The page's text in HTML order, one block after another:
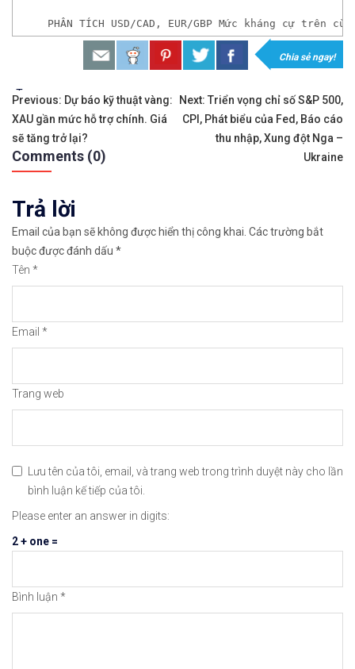
PHÂN TÍCH USD/CAD, EUR/GBP Mức kháng cự
𝘟𝘦𝘮 𝘤𝘩𝘪 𝘵𝘪ế𝘵: https://chungkhoanforex.com/du-
✨🏆𝐗𝐨á 𝐛ỏ 𝐥𝐨 𝐥ắ𝐧𝐠 𝐤𝐡𝐢 𝐭𝐡𝐚𝐦 𝐠𝐢𝐚 𝐭𝐡ị 𝐭𝐫ườ𝐧𝐠 𝐭à𝐢 𝐜𝐡í𝐧𝐡
✅𝘔ở 𝘵à𝘪 𝘬𝘩𝘰ả𝘯 𝘵𝘳ê𝘯 𝘴à𝘯 𝘌𝘹𝘯𝘦𝘴𝘴 𝘜𝘺 𝘛í𝘯 𝘷à 𝘱𝘩ù
✅𝘔ở 𝘵à𝘪 𝘬𝘩𝘰ả𝘯 𝘵𝘳ê𝘯 𝘴à𝘯 𝘐𝘊𝘔𝘢𝘳𝘬𝘦𝘵𝘴 𝘯ổ𝘪 𝘵𝘪ế𝘯𝘨
✅𝘔ở 𝘵à𝘪 𝘬𝘩𝘰ả𝘯 𝘵𝘳ê𝘯 𝘴à𝘯 𝘉𝘪𝘯𝘢𝘯𝘤𝘦 𝘯ổ𝘪 𝘵𝘪ế𝘯𝘨 𝘯𝘩ấ𝘵
🔗https://chungkhoanforex.com/du-bao-do-la-
Chia sẻ ngay!
Tags:
Điều
hướng
bài
viết
Previous: Dự báo kỹ thuật vàng:
XAU gần mức hỗ trợ chính. Giá
sẽ tăng trở lại?
Next: Triển vọng chỉ số S&P 500,
CPI, Phát biểu của Fed, Báo cáo
thu nhập, Xung đột Nga –
Ukraine
Comments (0)
Trả lời
Email của bạn sẽ không được hiển thị công khai. Các trường bắt
buộc được đánh dấu *
Tên *
Email *
Trang web
Lưu tên của tôi, email, và trang web trong trình duyệt này cho lần
bình luận kế tiếp của tôi.
Please enter an answer in digits:
2 + one =
Bình luận *